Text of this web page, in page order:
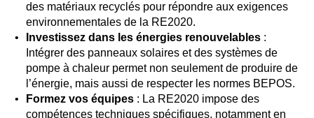
des matériaux recyclés pour répondre aux exigences
environnementales de la RE2020.
Investissez dans les énergies renouvelables :
Intégrer des panneaux solaires et des systèmes de
pompe à chaleur permet non seulement de produire de
l’énergie, mais aussi de respecter les normes BEPOS.
Formez vos équipes : La RE2020 impose des
compétences techniques spécifiques, notamment en